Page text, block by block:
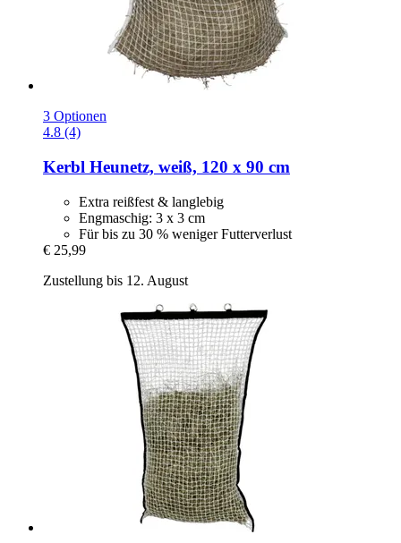
3 Optionen
4.8 (4)
Kerbl Heunetz, weiß, 120 x 90 cm
Extra reißfest & langlebig
Engmaschig: 3 x 3 cm
Für bis zu 30 % weniger Futterverlust
€ 25,99
Zustellung bis 12. August